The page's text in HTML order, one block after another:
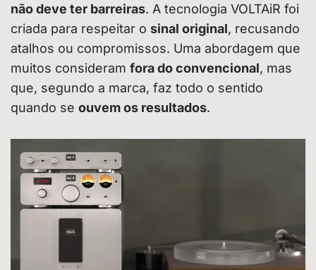
não deve ter barreiras. A tecnologia VOLTAiR foi
criada para respeitar o sinal original, recusando
atalhos ou compromissos. Uma abordagem que
muitos consideram fora do convencional, mas
que, segundo a marca, faz todo o sentido
quando se ouvem os resultados.